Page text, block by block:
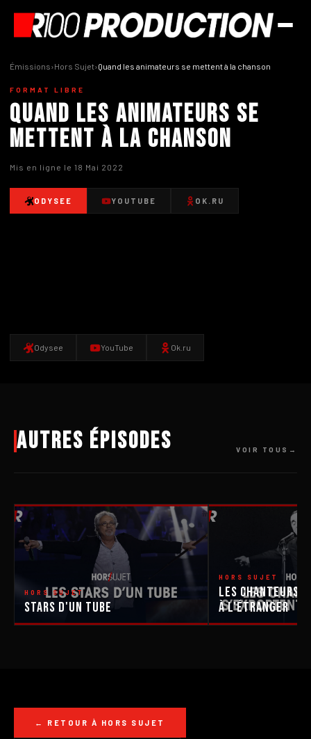
Émissions›Hors Sujet›Quand les animateurs se mettent à la chanson
FORMAT LIBRE
Quand les animateurs se
mettent à la chanson
Mis en ligne le 18 Mai 2022
ODYSEE YOUTUBE OK.RU
Odysee YouTube Ok.ru
Autres épisodes VOIR TOUS
HORS SUJET
Stars d'un tube
HORS SUJET
Les Chanteurs
À L'Étranger
← RETOUR À HORS SUJET